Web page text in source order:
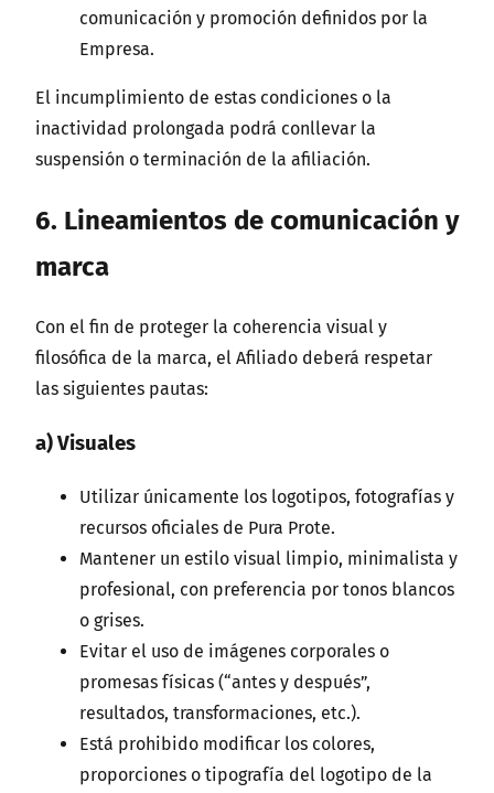
comunicación y promoción definidos por la
Empresa.
El incumplimiento de estas condiciones o la
inactividad prolongada podrá conllevar la
suspensión o terminación de la afiliación.
6. Lineamientos de comunicación y
marca
Con el fin de proteger la coherencia visual y
filosófica de la marca, el Afiliado deberá respetar
las siguientes pautas:
a) Visuales
Utilizar únicamente los logotipos, fotografías y
recursos oficiales de Pura Prote.
Mantener un estilo visual limpio, minimalista y
profesional, con preferencia por tonos blancos
o grises.
Evitar el uso de imágenes corporales o
promesas físicas (“antes y después”,
resultados, transformaciones, etc.).
Está prohibido modificar los colores,
proporciones o tipografía del logotipo de la